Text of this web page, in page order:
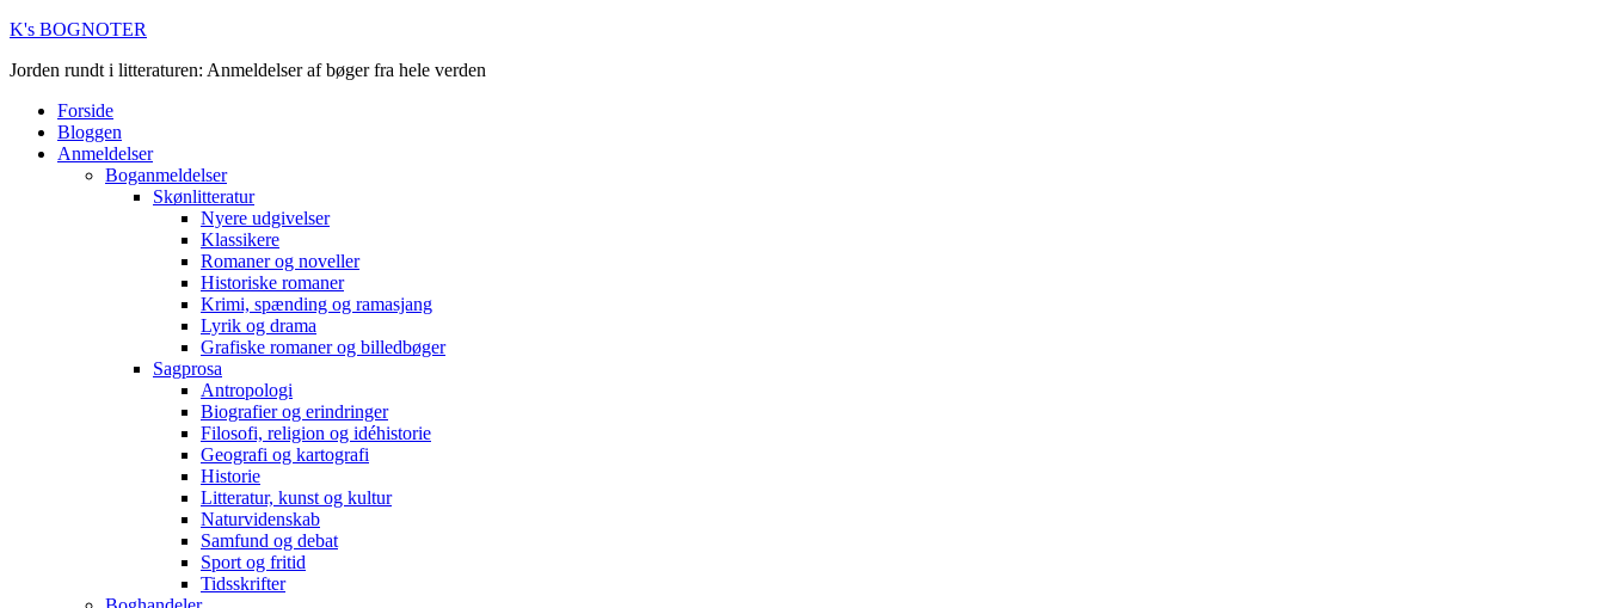
K's BOGNOTER
Jorden rundt i litteraturen: Anmeldelser af bøger fra hele verden
Forside
Bloggen
Anmeldelser
Boganmeldelser
Skønlitteratur
Nyere udgivelser
Klassikere
Romaner og noveller
Historiske romaner
Krimi, spænding og ramasjang
Lyrik og drama
Grafiske romaner og billedbøger
Sagprosa
Antropologi
Biografier og erindringer
Filosofi, religion og idéhistorie
Geografi og kartografi
Historie
Litteratur, kunst og kultur
Naturvidenskab
Samfund og debat
Sport og fritid
Tidsskrifter